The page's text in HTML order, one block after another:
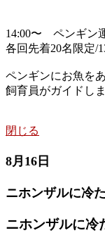
14:00〜 ペンギン
各回先着20名限定/
ペンギンにお魚を
飼育員がガイドしま
閉じる
8月16日
ニホンザルに冷
ニホンザルに冷